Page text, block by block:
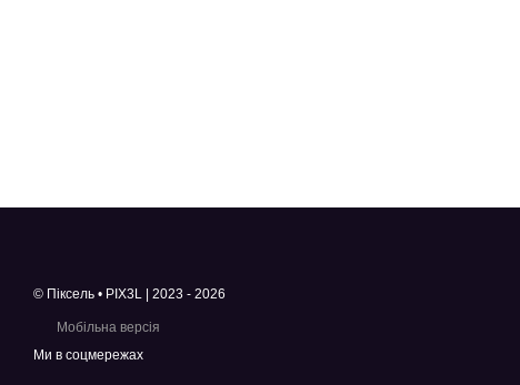
© Піксель • PIX3L | 2023 - 2026
Мобільна версія
Ми в соцмережах